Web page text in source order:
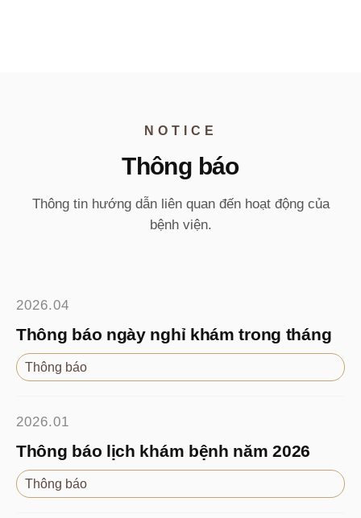
NOTICE
Thông báo
Thông tin hướng dẫn liên quan đến hoạt động của
bệnh viện.
2026.04
Thông báo ngày nghỉ khám trong tháng
Thông báo
2026.01
Thông báo lịch khám bệnh năm 2026
Thông báo